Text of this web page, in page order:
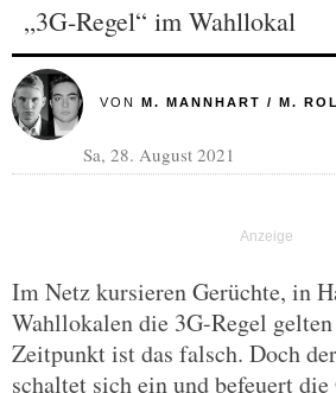
„3G-Regel“ im Wahllokal
VON M. MANNHART / M.
Sa, 28. August 2021
Im Netz kursieren Gerüchte, in
Wahllokalen die 3G-Regel
Zeitpunkt ist das falsch. Doch
schaltet sich ein und befeuert